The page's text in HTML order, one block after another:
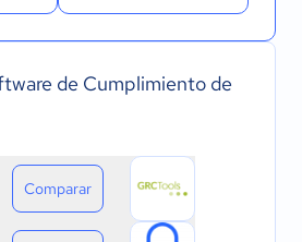
de Cumplimiento de
Comparar